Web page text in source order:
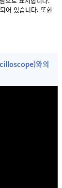
어 있습니다. 또한
와의